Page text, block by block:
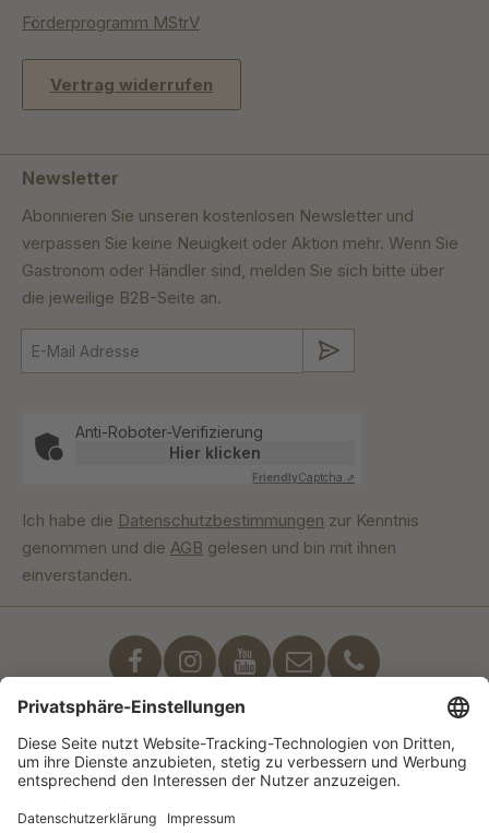
Förderprogramm MStrV
Vertrag widerrufen
Newsletter
Abonnieren Sie unseren kostenlosen Newsletter und
verpassen Sie keine Neuigkeit oder Aktion mehr. Wenn Sie
Gastronom oder Händler sind, melden Sie sich bitte über
die jeweilige B2B-Seite an.
Anti-Roboter-Verifizierung
Hier klicken
FriendlyCaptcha ⇗
Ich habe die Datenschutzbestimmungen zur Kenntnis
genommen und die AGB gelesen und bin mit ihnen
einverstanden.
Unser Engagement